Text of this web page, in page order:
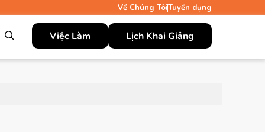
Về Chúng TôiTuyển dụng
Việc Làm Lịch Khai Giảng